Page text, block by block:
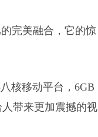
完美融合，它的惊
核移动平台，6GB
带来更加震撼的视